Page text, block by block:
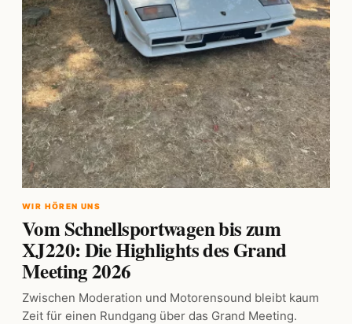
WIR HÖREN UNS
Vom Schnellsportwagen bis zum
XJ220: Die Highlights des Grand
Meeting 2026
Zwischen Moderation und Motorensound bleibt kaum
Zeit für einen Rundgang über das Grand Meeting.